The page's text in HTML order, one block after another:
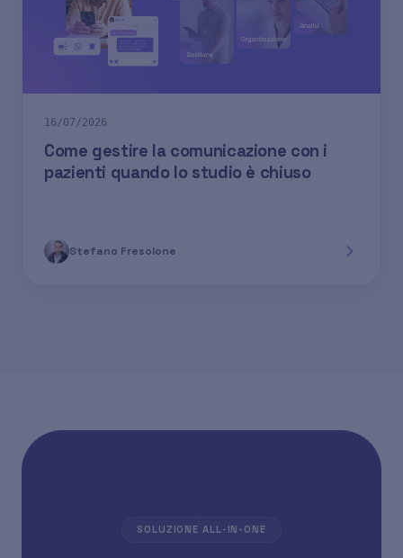
16/07/2026
Come gestire la comunicazione con i
pazienti quando lo studio è chiuso
Stefano Fresolone
SOLUZIONE ALL-IN-ONE